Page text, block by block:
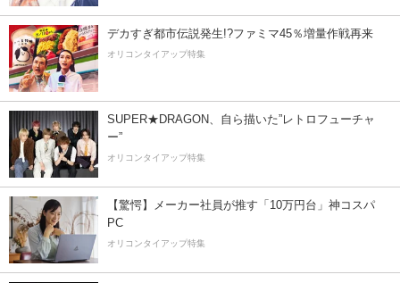
デカすぎ都市伝説発生!?ファミマ45％増量作戦再来
オリコンタイアップ特集
SUPER★DRAGON、自ら描いた”レトロフューチャ
ー”
オリコンタイアップ特集
【驚愕】メーカー社員が推す「10万円台」神コスパ
PC
オリコンタイアップ特集